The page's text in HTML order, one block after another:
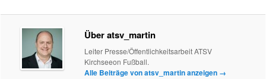
Über atsv_martin
Leiter Presse/Öffentlichkeitsarbeit ATSV
Kirchseeon Fußball.
Alle Beiträge von atsv_martin anzeigen →